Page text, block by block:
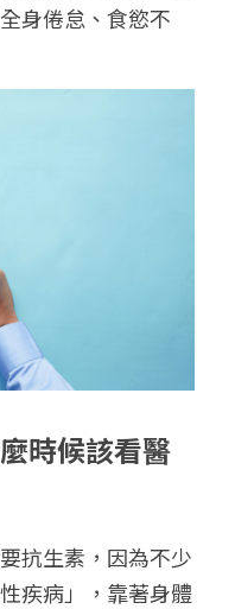
身倦怠、食慾不
時候該看醫
抗生素，因為不少
疾病」，靠著身體